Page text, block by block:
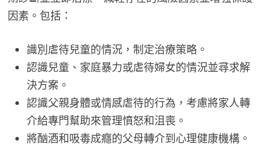
因素。包括：
識別虐待兒童的情況，制定治療策略。
認識兒童、家庭暴力或虐待婦女的情況並尋求解
決方案。
認識父親身體或情感虐待的行為，考慮將家人轉
介給專門幫助來管理憤怒和沮喪。
將酗酒和吸毒成癮的父母轉介到心理健康機構。